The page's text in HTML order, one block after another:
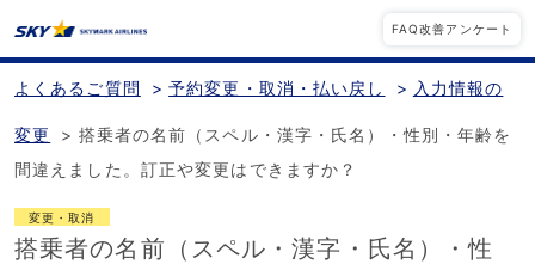
FAQ改善アンケート
よくあるご質問 > 予約変更・取消・払い戻し > 入力情報の
変更 > 搭乗者の名前（スペル・漢字・氏名）・性別・年齢を
間違えました。訂正や変更はできますか？
変更・取消
搭乗者の名前（スペル・漢字・氏名）・性